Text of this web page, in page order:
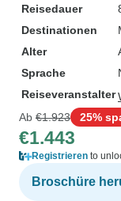
Reisedauer
Destinationen
Alter
Sprache
Reiseveranstalter
Ab €1.923 25%
€1.443
Registrieren to
Broschüre